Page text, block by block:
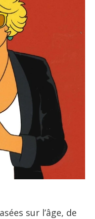
sur l’âge, de